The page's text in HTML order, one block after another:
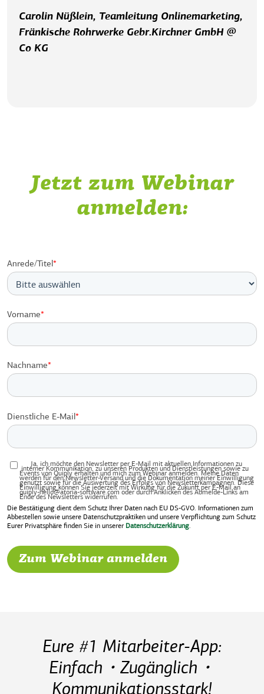
Carolin Nüßlein, Teamleitung Onlinemarketing,
Fränkische Rohrwerke Gebr.Kirchner GmbH @
Co KG
Jetzt zum Webinar
anmelden:
Anrede/Titel*
Vorname*
Nachname*
Dienstliche E-Mail*
Ja, ich möchte den Newsletter per E-Mail mit aktuellen Informationen zu
interner Kommunikation, zu unseren Produkten und Dienstleistungen sowie zu
Events von Quiply erhalten und mich zum Webinar anmelden. Meine Daten
werden für den Newsletter-Versand und die Dokumentation meiner Einwilligung
genutzt sowie für die Auswertung des Erfolgs von Newsletterkampagnen. Diese
Einwilligung können Sie jederzeit mit Wirkung für die Zukunft per E-Mail an
quiply-hello@atoria-software.com oder durch Anklicken des Abmelde-Links am
Ende des Newsletters widerrufen.
Die Bestätigung dient dem Schutz Ihrer Daten nach EU DS-GVO. Informationen zum
Abbestellen sowie unsere Datenschutzpraktiken und unsere Verpflichtung zum Schutz
Eurer Privatsphäre finden Sie in unserer Datenschutzerklärung.
Eure #1 Mitarbeiter-App:
Einfach・Zugänglich・
Kommunikationsstark!